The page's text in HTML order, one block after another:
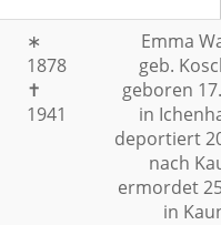
∗
1878
✝
1941
Emma
geb.
geboren
in
deportiert
nach
ermordet
in